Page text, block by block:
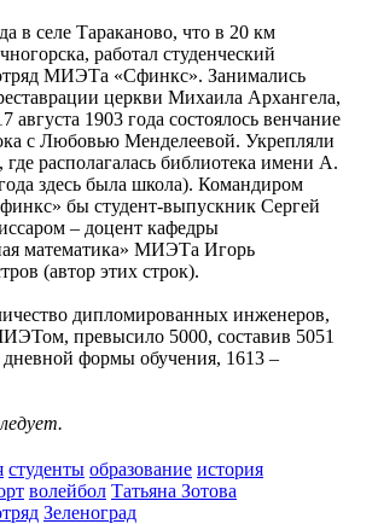
в селе Тараканово, что в 20 км
работал студенческий
МИЭТа «Сфинкс». Занимались
церкви Михаила Архангела,
августа 1903 года состоялось венчание
с Любовью Менделеевой. Укрепляли
располагалась библиотека имени А.
здесь была школа). Командиром
бы студент-выпускник Сергей
– доцент кафедры
математика» МИЭТа Игорь
(автор этих строк).
дипломированных инженеров,
превысило 5000, составив 5051
дневной формы обучения, 1613 –
студенты образование история
волейбол Татьяна Зотова
Зеленоград